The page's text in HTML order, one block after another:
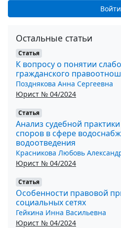
Войти
Остальные статьи
Статья
К вопросу о понятии
гражданского
Позднякова Анна Сергеевна
Юрист № 04/2024
Статья
Анализ судебной
споров в сфере
водоотведения
Красникова Любовь
Юрист № 04/2024
Статья
Особенности правовой
социальных сетях
Гейкина Инна Васильевна
Юрист № 04/2024